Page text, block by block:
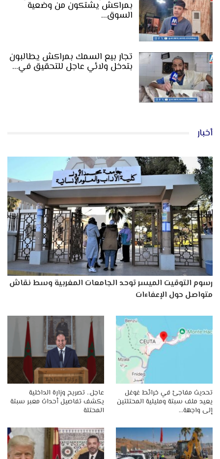
بمراكش يشتكون من وضعية
السوق…
تجار بيع السمك بمراكش يطالبون
بتدخل ولائي عاجل للتحقيق في…
أخبار
رسوم التوقيت الميسر توحد الجامعات المغربية وسط نقاش
متواصل حول الإعفاءات
تحديث مفاجئ في خرائط غوغل
يعيد ملف سبتة ومليلية المحتلتين
إلى واجهة…
عاجل.. تصريح وزارة الداخلية
يكشف تفاصيل أحداث معبر سبتة
المحتلة